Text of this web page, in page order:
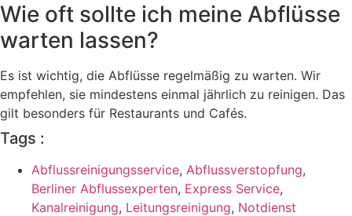
Wie oft sollte ich meine Abflüsse
warten lassen?
Es ist wichtig, die Abflüsse regelmäßig zu warten. Wir
empfehlen, sie mindestens einmal jährlich zu reinigen. Das
gilt besonders für Restaurants und Cafés.
Tags :
Abflussreinigungsservice, Abflussverstopfung,
Berliner Abflussexperten, Express Service,
Kanalreinigung, Leitungsreinigung, Notdienst